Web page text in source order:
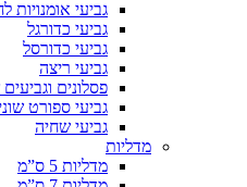
גביעי אומנויות
גביעי כדורגל
גביעי כדורסל
גביעי ריצה
פסלונים
גביעי ספורט
גביעי שחיה
מדליות
מדליות 5 ס”מ